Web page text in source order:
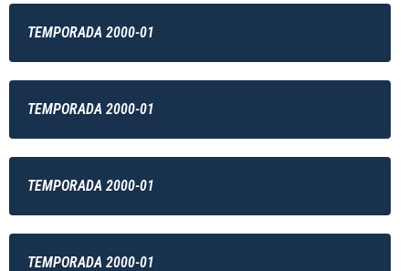
TEMPORADA 2000-01
TEMPORADA 2000-01
TEMPORADA 2000-01
TEMPORADA 2000-01